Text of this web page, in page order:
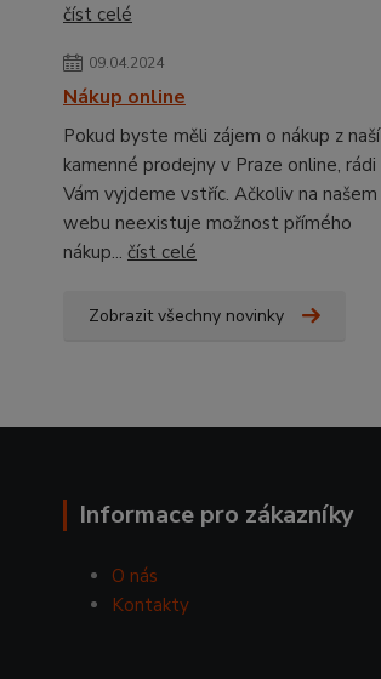
číst celé
09.04.2024
Nákup online
Pokud byste měli zájem o nákup z naší
kamenné prodejny v Praze online, rádi
Vám vyjdeme vstříc. Ačkoliv na našem
webu neexistuje možnost přímého
nákup... číst celé
Zobrazit všechny novinky
Informace pro zákazníky
O nás
Kontakty